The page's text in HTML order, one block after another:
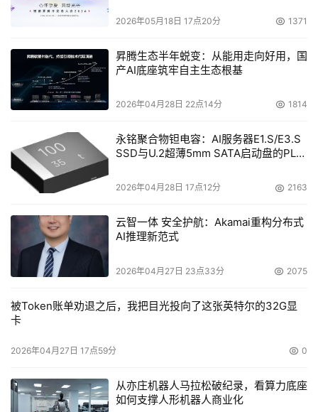
心的压力，数据中心面对成指数增长的大量的数据，还需要
解决费用和可用性两方面的问题，即既要满足节能环保条
件，又要适应大量增长的数据，同时还要考虑成本。”
电子垃圾（E-waste）是正在显现的又一个“绿色”问
题。计算机以及含有有害材料的技术设备的合理处理和循环
处理这些东西的法律。例如，欧洲的法律对有害物质加以严
格的限制简称RoHS（有害物质限定标准），要求在欧洲禁
止在计算机和计算机附件中含有铅、贡等有害物质。
RoHS（restriction of hazardous substance，有害物质限
定标准）的证书。他说，比如说Plasmon公司的产品就已经
符合了RoHS（restriction of hazardous substances，有
害物质限定标准）。对于美国制造商和消费者来说，
RoHS（restriction of hazardous substances，有害物质
限定标准）变得越来越重要，最近对进口到欧洲或欧洲市场
hazardous substances，有害物质限定标准），因为加利
福尼亚州规定本地区出售的产品必须符合欧洲的
2026年05月18日 17点20分 1371
昇腾生态半年蜕变：从能用走向好用，国
产AI底座筑牢自主生态根基
2026年04月28日 22点14分 1814
永铭聚合物钽电容：AI服务器E1.S/E3.S
SSD与U.2超薄5mm SATA启动盘的PLP
2026年04月28日 17点12分 2163
云智一体 安全护航：Akamai重构分布式
AI推理新范式
2026年04月27日 23点33分 2075
被Token账单劝退之后，我把目光投向了这张英特尔的32G显
卡
2026年04月27日 17点59分 0
从亦庄机器人马拉松破纪录，看算力底座
如何支撑人形机器人商业化